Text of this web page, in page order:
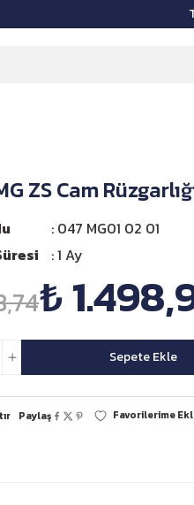
ZS Cam
047 MG01 02 01
1 Ay
₺
Sepete Ekle